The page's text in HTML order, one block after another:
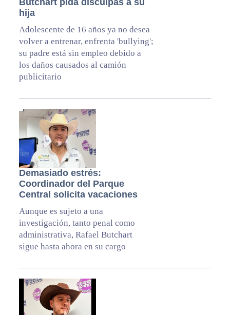
Butchart pida disculpas a su
hija
Adolescente de 16 años ya no desea
volver a entrenar, enfrenta 'bullying';
su padre está sin empleo debido a
los daños causados al camión
publicitario
Demasiado estrés:
Coordinador del Parque
Central solicita vacaciones
Aunque es sujeto a una
investigación, tanto penal como
administrativa, Rafael Butchart
sigue hasta ahora en su cargo